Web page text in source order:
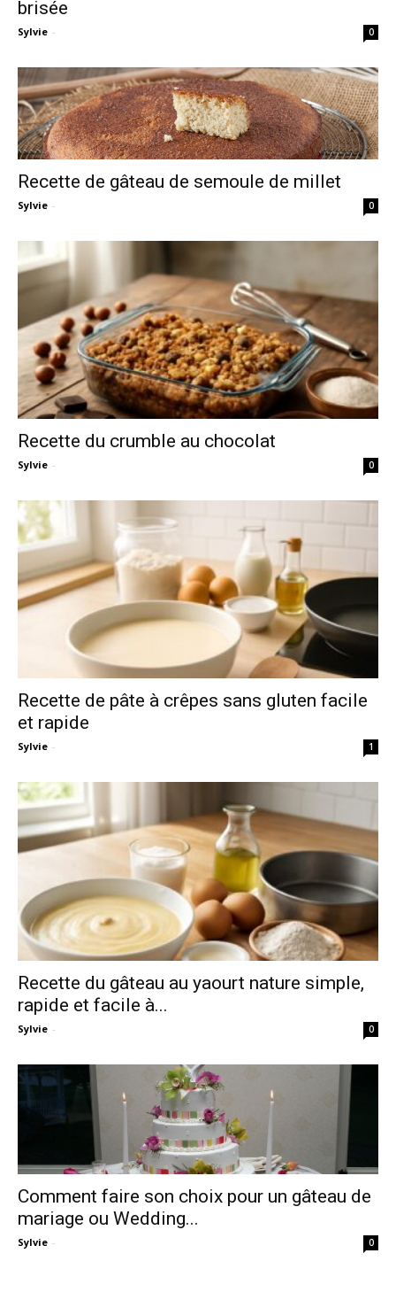
brisée
Sylvie - 0
Recette de gâteau de semoule de millet
Sylvie - 0
Recette du crumble au chocolat
Sylvie - 0
Recette de pâte à crêpes sans gluten facile
et rapide
Sylvie - 1
Recette du gâteau au yaourt nature simple,
rapide et facile à...
Sylvie - 0
Comment faire son choix pour un gâteau de
mariage ou Wedding...
Sylvie - 0